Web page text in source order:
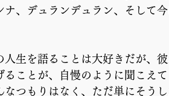
、デュランデュラン、そして今
生を語ることは大好きだが、
ことが、自慢のように聞こえ
つもりはなく、ただ単にそう